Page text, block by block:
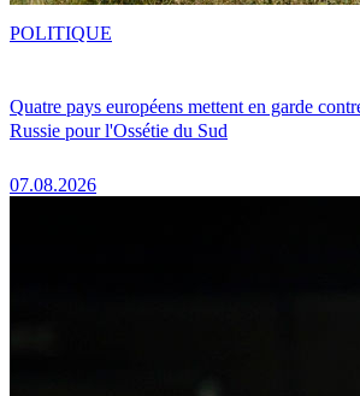
Quatre pays européens mettent en garde
Russie pour l'Ossétie du Sud
07.08.2026
POLITIQUE